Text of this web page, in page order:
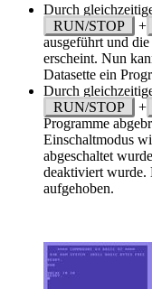
Durch
RUN/STOP
+
ausgeführt und
erscheint. Nun
Datasette ein
Durch
RUN/STOP
+
Programme
Einschaltmodus
abgeschaltet
deaktiviert wurde.
aufgehoben.